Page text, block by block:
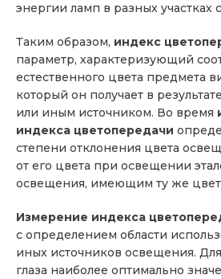
энергии ламп в разных участках
Таким образом, индекс
параметр, характеризующий
естественного цвета предмета
который он получает в
или иным источником. Во время
индекса цветопередачи
степени отклонения цвета
от его цвета при освещении
освещения, имеющим ту же
Измерение индекса
с определением области
иных источников освещения.
глаза наиболее оптимально